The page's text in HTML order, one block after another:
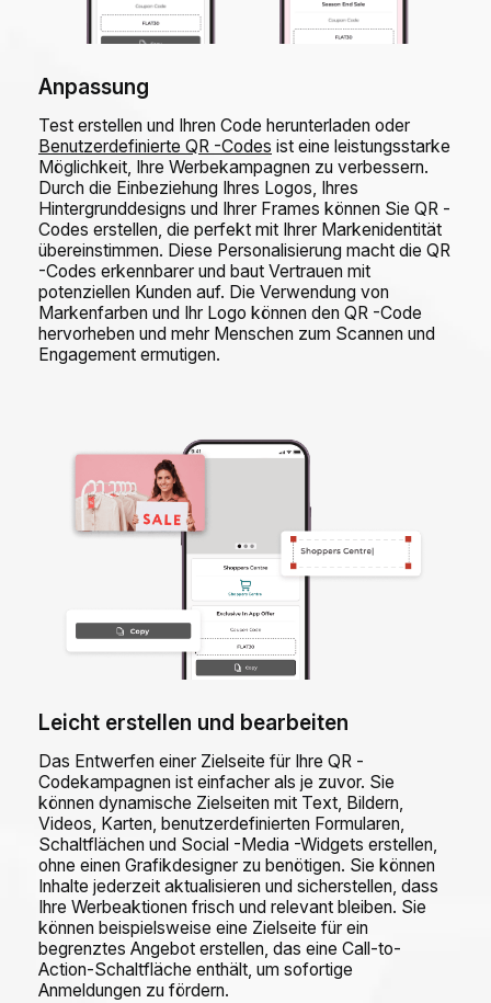
Anpassung
Test erstellen und Ihren Code herunterladen oder
Benutzerdefinierte QR -Codes ist eine leistungsstarke
Möglichkeit, Ihre Werbekampagnen zu verbessern.
Durch die Einbeziehung Ihres Logos, Ihres
Hintergrunddesigns und Ihrer Frames können Sie QR -
Codes erstellen, die perfekt mit Ihrer Markenidentität
übereinstimmen. Diese Personalisierung macht die QR
-Codes erkennbarer und baut Vertrauen mit
potenziellen Kunden auf. Die Verwendung von
Markenfarben und Ihr Logo können den QR -Code
hervorheben und mehr Menschen zum Scannen und
Engagement ermutigen.
Leicht erstellen und bearbeiten
Das Entwerfen einer Zielseite für Ihre QR -
Codekampagnen ist einfacher als je zuvor. Sie
können dynamische Zielseiten mit Text, Bildern,
Videos, Karten, benutzerdefinierten Formularen,
Schaltflächen und Social -Media -Widgets erstellen,
ohne einen Grafikdesigner zu benötigen. Sie können
Inhalte jederzeit aktualisieren und sicherstellen, dass
Ihre Werbeaktionen frisch und relevant bleiben. Sie
können beispielsweise eine Zielseite für ein
begrenztes Angebot erstellen, das eine Call-to-
Action-Schaltfläche enthält, um sofortige
Anmeldungen zu fördern.